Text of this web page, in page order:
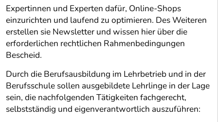
Expertinnen und Experten dafür, Online-Shops
einzurichten und laufend zu optimieren. Des Weiteren
erstellen sie Newsletter und wissen hier über die
erforderlichen rechtlichen Rahmenbedingungen
Bescheid.
Durch die Berufsausbildung im Lehrbetrieb und in der
Berufsschule sollen ausgebildete Lehrlinge in der Lage
sein, die nachfolgenden Tätigkeiten fachgerecht,
selbstständig und eigenverantwortlich auszuführen: